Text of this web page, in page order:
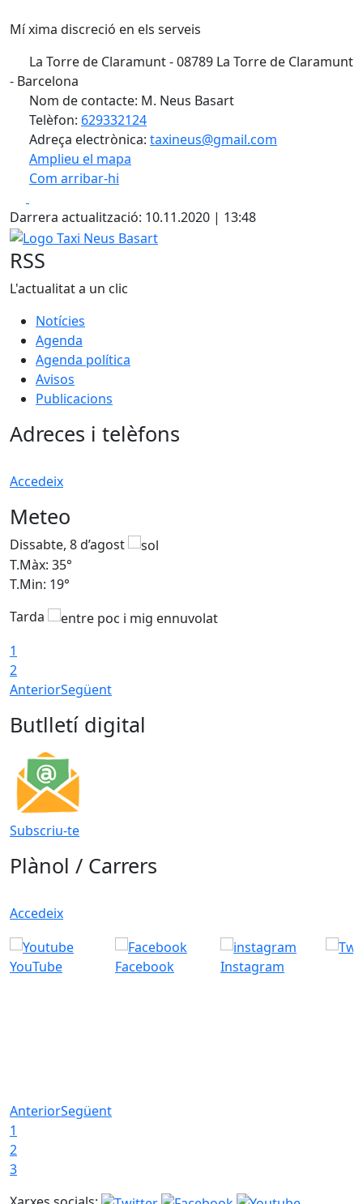
Mí xima discreció en els serveis
La Torre de Claramunt - 08789 La Torre de Claramunt
- Barcelona
Nom de contacte: M. Neus Basart
Telèfon: 629332124
Adreça electrònica: taxineus@gmail.com
Amplieu el mapa
Com arribar-hi
+
−
Darrera actualització: 10.11.2020 | 13:48
Logo Taxi Neus Basart
RSS
L'actualitat a un clic
Notícies
Agenda
Agenda política
Avisos
Publicacions
Adreces i telèfons
Accedeix
Meteo
Dissabte, 8 d’agost
T.Màx: 35°
T.Min: 19°
Tarda
1
2
AnteriorSegüent
Butlletí digital
Subscriu-te
Plànol / Carrers
Accedeix
YouTube Facebook Instagram
AnteriorSegüent
1
2
3